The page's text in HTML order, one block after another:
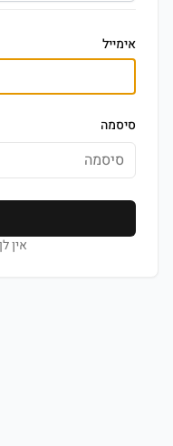
אימייל
סיסמה
אין